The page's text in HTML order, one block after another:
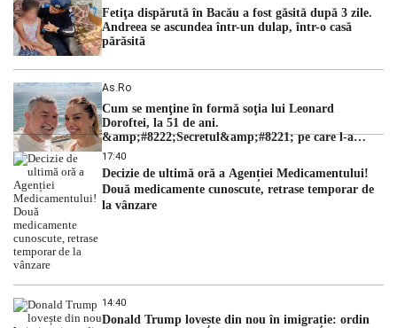
Fetiţa dispărută în Bacău a fost găsită după 3 zile.
Andreea se ascundea într-un dulap, într-o casă
părăsită
As.ro
Cum se menţine în formă soţia lui Leonard
Doroftei, la 51 de ani.
&amp;#8222;Secretul&amp;#8221; pe care l-a
dezvăluit
17:40
Decizie de ultimă oră a Agenției Medicamentului!
Două medicamente cunoscute, retrase temporar de
la vânzare
14:40
Donald Trump lovește din nou în imigrație: ordin